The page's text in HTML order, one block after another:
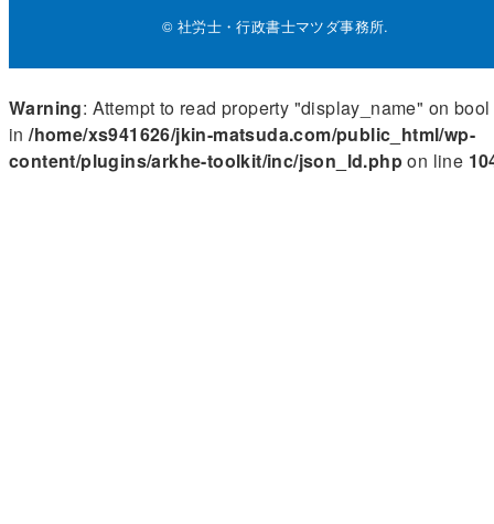
© 社労士・行政書士マツダ事務所.
Warning: Attempt to read property "display_name" on bool
in/home/xs941626/jkin-matsuda.com/public_html/wp-
content/plugins/arkhe-toolkit/inc/json_ld.phpon line